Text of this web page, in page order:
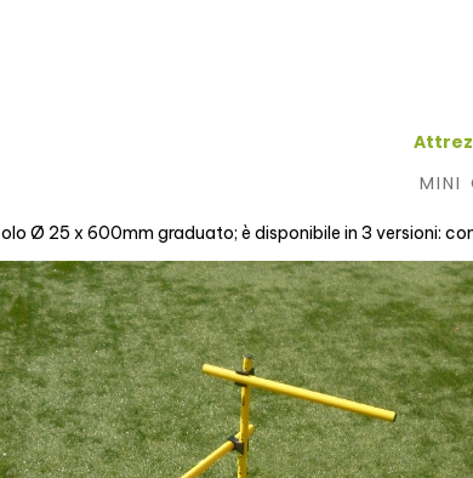
MINI
Ø 25 x 600mm graduato; è disponibile in 3 versioni: